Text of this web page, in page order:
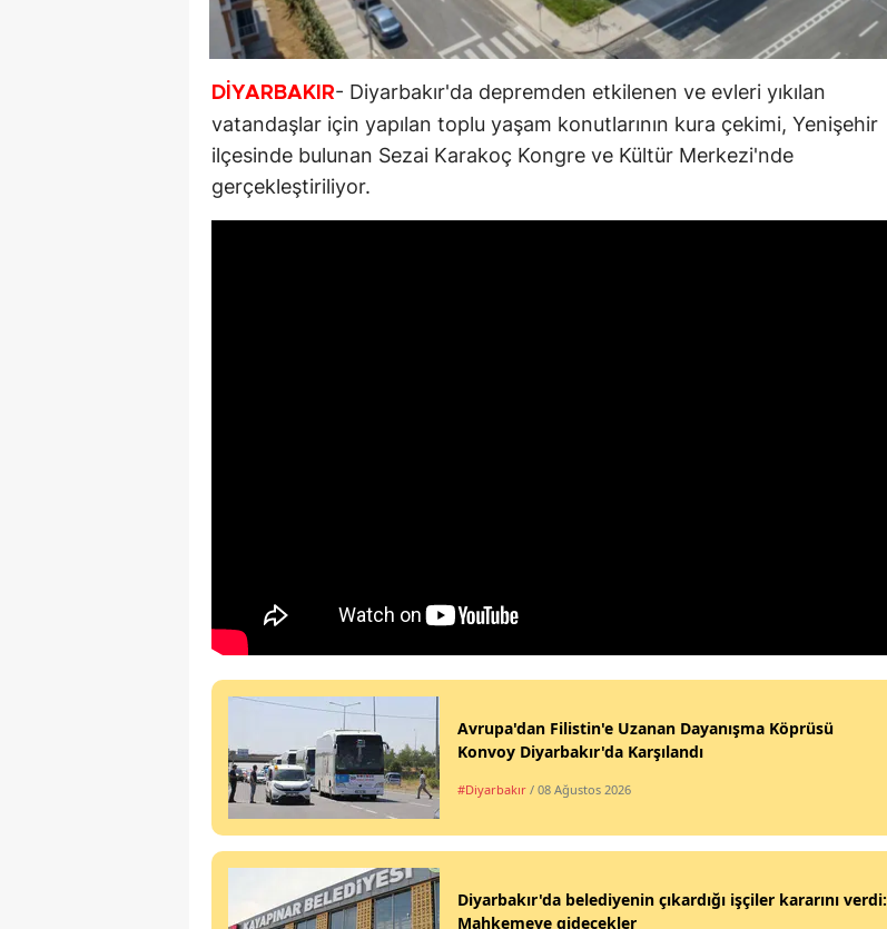
DİYARBAKIR- Diyarbakır'da depremden etkilenen ve evleri yıkılan
vatandaşlar için yapılan toplu yaşam konutlarının kura çekimi, Yenişehir
ilçesinde bulunan Sezai Karakoç Kongre ve Kültür Merkezi'nde
gerçekleştiriliyor.
Avrupa'dan Filistin'e Uzanan Dayanışma Köprüsü
Konvoy Diyarbakır'da Karşılandı
#Diyarbakır / 08 Ağustos 2026
Diyarbakır'da belediyenin çıkardığı işçiler kararını verdi:
Mahkemeye gidecekler